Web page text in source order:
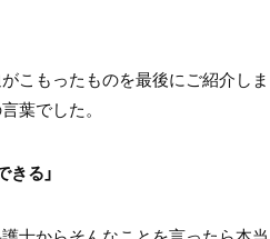
こもったものを最後にご紹介しま
葉でした。
る」